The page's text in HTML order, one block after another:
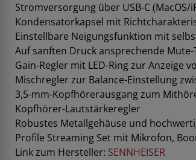
Stromversorgung über USB-C
Kondensatorkapsel mit
Einstellbare Neigungsfunktion mit
Auf sanften Druck ansprechende
Gain-Regler mit LED-Ring zur Anzeige
Mischregler zur Balance-Einstellung
3,5-mm-Kopfhörerausgang zum
Kopfhörer-Lautstärkeregler
Robustes Metallgehäuse und
Profile Streaming Set mit Mikrofon,
Link zum Hersteller: SENNHEISER